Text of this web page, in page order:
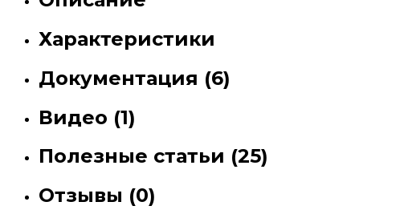
Характеристики
Документация (6)
Видео (1)
Полезные статьи (25)
Отзывы (0)